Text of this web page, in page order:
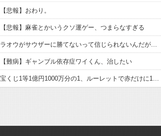
【悲報】おわり。
【悲報】麻雀とかいうクソ運ゲー、つまらなすぎる
ラオウがサウザーに勝てないって信じられないんだが…
【難病】ギャンブル依存症ワイくん、治したい
宝くじ1等1億円1000万分の1、ルーレットで赤だけに1万円賭けて13連勝（8192万円）する確率2888分の1ｗ